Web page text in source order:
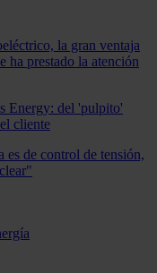
la gran ventaja
ha prestado la atención
Energy: del 'pulpito'
cliente
de control de tensión,